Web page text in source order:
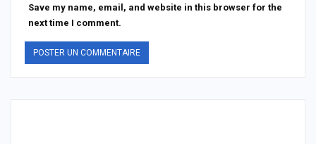
Save my name, email, and website in this browser for the
next time I comment.